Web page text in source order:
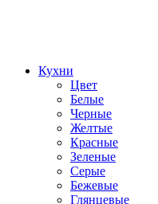
Кухни
Цвет
Белые
Черные
Желтые
Красные
Зеленые
Серые
Бежевые
Глянцевые